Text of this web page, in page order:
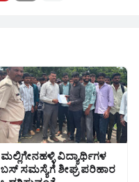
ಮಲ್ಲಿಗೇನಹಳ್ಳಿ ವಿದ್ಯಾರ್ಥಿಗಳ
ಬಸ್ ಸಮಸ್ಯೆಗೆ ಶೀಘ್ರ ಪರಿಹಾರ